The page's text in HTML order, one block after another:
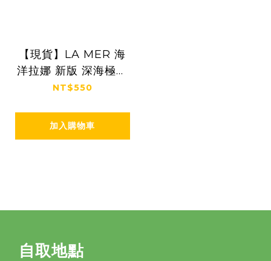
【現貨】LA MER 海
洋拉娜 新版 深海極效
潔顏乳霜 30ml
NT$550
加入購物車
自取地點